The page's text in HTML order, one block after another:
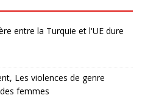
entre la Turquie et l'UE dure
Les violences de genre
femmes